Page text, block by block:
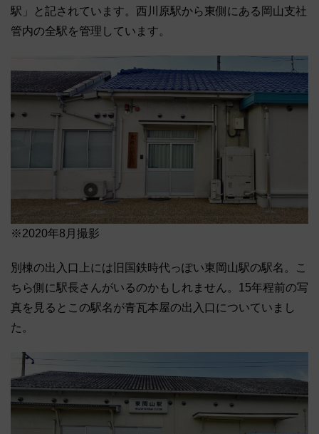
駅」と記されています。西川原駅から東側にある岡山支社
管内の全駅を管理しています。
※2020年8月撮影
別棟の出入口上には旧国鉄時代っぽい東岡山駅の駅名。こ
ちら側に駅長さんがいるのかもしれません。15年程前の写
真を見るとこの駅名が青瓦本屋の出入口についていまし
た。